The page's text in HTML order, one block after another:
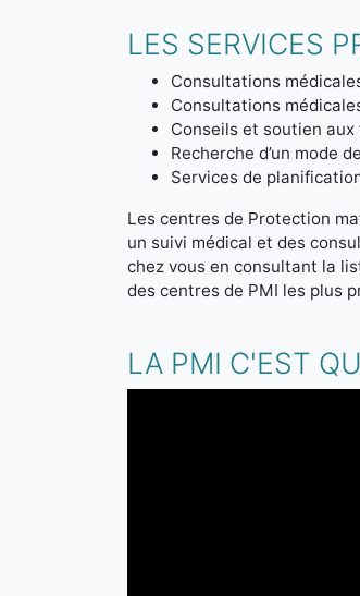
LES SERVICES
Consultations
Consultations
Conseils et soutien
Recherche d’un mode
Services de
Les centres de Protection
un suivi médical et des
chez vous en consultant la
des centres de PMI les plus
LA PMI C'EST